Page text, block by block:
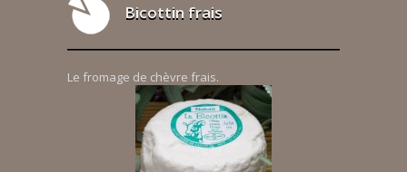
Bicottin frais
Le fromage de chèvre frais.